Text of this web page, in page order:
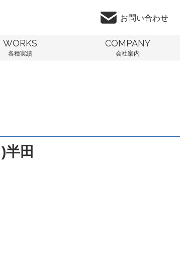
お問い合わせ
WORKS
各種実績
COMPANY
会社案内
田